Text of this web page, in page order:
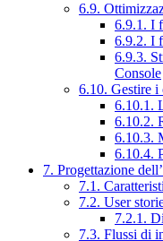
6.9.
6.9.1. I
6.9.2. I
6.9.3.
Console
6.10. Gestire i
6.10.1.
6.10.2.
6.10.3.
6.10.4.
7. Progettazione
7.1.
7.2. User
7.2.1.
7.3. Flussi di